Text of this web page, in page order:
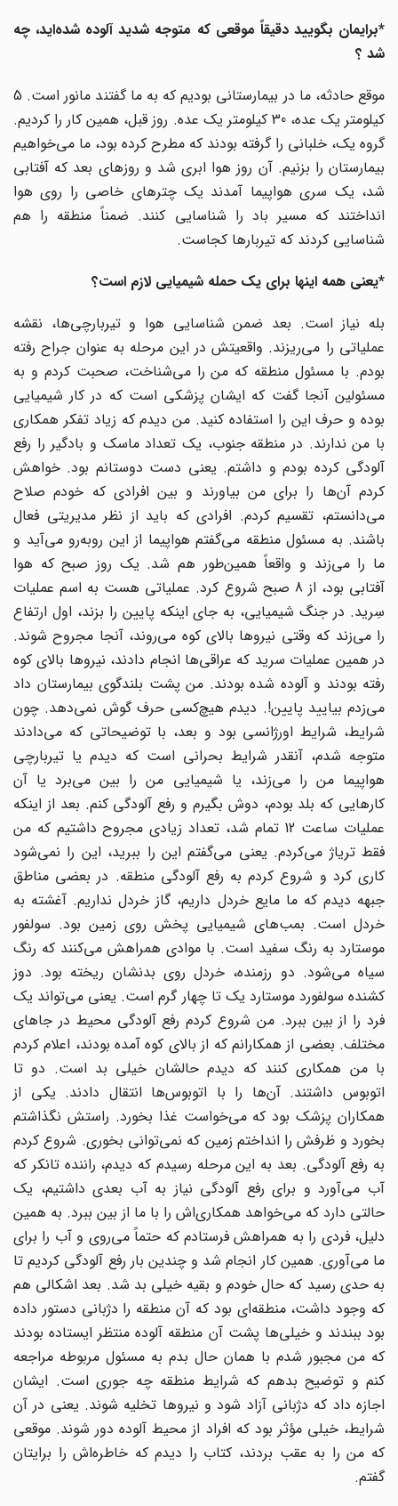
*برایمان بگویید دقیقاً موقعی که متوجه شدید آلوده شده‌اید، چه
شد ؟
موقع حادثه، ما در بیمارستانی بودیم که به ما گفتند مانور است. 5
کیلومتر یک عده، 30 کیلومتر یک عده. روز قبل، همین کار را کردیم.
گروه یک، خلبانی را گرفته بودند که مطرح کرده بود، ما می‌خواهیم
بیمارستان را بزنیم. آن روز هوا ابری شد و روزهای بعد که آفتابی
شد، یک سری هواپیما آمدند یک چترهای خاصی را روی هوا
انداختند که مسیر باد را شناسایی کنند. ضمناً منطقه را هم
شناسایی کردند که تیربارها کجاست.
*یعنی همه اینها برای یک حمله شیمیایی لازم است؟
بله نیاز است. بعد ضمن شناسایی هوا و تیربارچی‌ها، نقشه
عملیاتی را می‌ریزند. واقعیتش در این مرحله به عنوان جراح رفته
بودم. با مسئول منطقه که من را می‌شناخت، صحبت کردم و به
مسئولین آنجا گفت که ایشان پزشکی است که در کار شیمیایی
بوده و حرف این را استفاده کنید. من دیدم که زیاد تفکر همکاری
با من ندارند. در منطقه جنوب، یک تعداد ماسک و بادگیر را رفع
آلودگی کرده بودم و داشتم. یعنی دست دوستانم بود. خواهش
کردم آن‌ها را برای من بیاورند و بین افرادی که خودم صلاح
می‌دانستم، تقسیم کردم. افرادی که باید از نظر مدیریتی فعال
باشند. به مسئول منطقه می‌گفتم هواپیما از این روبه‌رو می‌آید و
ما را می‌زند و واقعاً همین‌طور هم شد. یک روز صبح که هوا
آفتابی بود، از 8 صبح شروع کرد. عملیاتی هست به اسم عملیات
سِرید. در جنگ شیمیایی، به جای اینکه پایین را بزند، اول ارتفاع
را می‌زند که وقتی نیروها بالای کوه می‌روند، آنجا مجروح شوند.
در همین عملیات سرید که عراقی‌ها انجام دادند، نیروها بالای کوه
رفته بودند و آلوده شده بودند. من پشت بلندگوی بیمارستان داد
می‌زدم بیایید پایین!. دیدم هیچ‌کسی حرف گوش نمی‌دهد. چون
شرایط، شرایط اورژانسی بود و بعد، با توضیحاتی که می‌دادند
متوجه شدم، آنقدر شرایط بحرانی است که دیدم یا تیربارچی
هواپیما من را می‌زند، یا شیمیایی من را بین می‌برد یا آن
کارهایی که بلد بودم، دوش بگیرم و رفع آلودگی کنم. بعد از اینکه
عملیات ساعت 12 تمام شد، تعداد زیادی مجروح داشتیم که من
فقط تریاژ می‌کردم. یعنی می‌گفتم این را ببرید، این را نمی‌شود
کاری کرد و شروع کردم به رفع آلودگی منطقه. در بعضی مناطق
جبهه دیدم که ما مایع خردل داریم، گاز خردل نداریم. آغشته به
خردل است. بمب‌های شیمیایی پخش روی زمین بود. سولفور
موستارد به رنگ سفید است. با موادی همراهش می‌کنند که رنگ
سیاه می‌شود. دو رزمنده، خردل روی بدنشان ریخته بود. دوز
کشنده سولفورد موستارد یک تا چهار گرم است. یعنی می‌تواند یک
فرد را از بین ببرد. من شروع کردم رفع آلودگی محیط در جاهای
مختلف. بعضی از همکارانم که از بالای کوه آمده بودند، اعلام کردم
با من همکاری کنند که دیدم حالشان خیلی بد است. دو تا
اتوبوس داشتند. آن‌ها را با اتوبوس‌ها انتقال دادند. یکی از
همکاران پزشک بود که می‌خواست غذا بخورد. راستش نگذاشتم
بخورد و ظرفش را انداختم زمین که نمی‌توانی بخوری. شروع کردم
به رفع آلودگی. بعد به این مرحله رسیدم که دیدم، راننده تانکر که
آب می‌آورد و برای رفع آلودگی نیاز به آب بعدی داشتیم، یک
حالتی دارد که می‌خواهد همکاری‌اش را با ما از بین ببرد. به همین
دلیل، فردی را به همراهش فرستادم که حتماً می‌روی و آب را برای
ما می‌آوری. همین کار انجام شد و چندین بار رفع آلودگی کردیم تا
به حدی رسید که حال خودم و بقیه خیلی بد شد. بعد اشکالی هم
که وجود داشت، منطقه‌ای بود که آن منطقه را دژبانی دستور داده
بود ببندند و خیلی‌ها پشت آن منطقه آلوده منتظر ایستاده بودند
که من مجبور شدم با همان حال بدم به مسئول مربوطه مراجعه
کنم و توضیح بدهم که شرایط منطقه چه جوری است. ایشان
اجازه داد که دژبانی آزاد شود و نیروها تخلیه شوند. یعنی در آن
شرایط، خیلی مؤثر بود که افراد از محیط آلوده دور شوند. موقعی
که من را به عقب بردند، کتاب را دیدم که خاطره‌اش را برایتان
گفتم.